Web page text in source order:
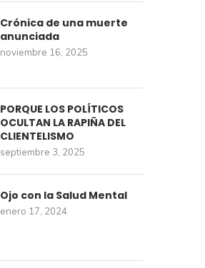
Crónica de una muerte
anunciada
noviembre 16, 2025
PORQUE LOS POLÍTICOS
OCULTAN LA RAPIÑA DEL
CLIENTELISMO
septiembre 3, 2025
Ojo con la Salud Mental
enero 17, 2024